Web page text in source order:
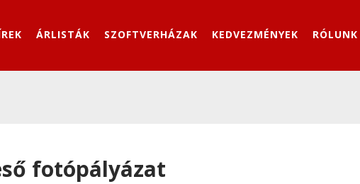
ÁRLISTÁK SZOFTVERHÁZAK KEDVEZMÉNYEK RÓLUNK
fotópályázat